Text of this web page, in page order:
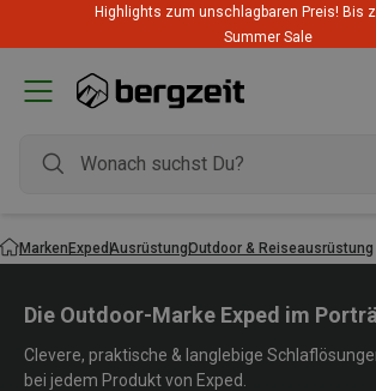
Highlights zum unschlagbaren Preis! Bis
Summer Sale
MarkenExped AusrüstungOutdoor & Reiseausrüstung
Die Outdoor-Marke Exped im
Clevere, praktische & langlebige
bei jedem Produkt von Exped.